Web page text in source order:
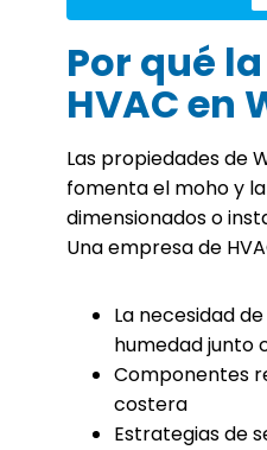
Por qué
HVAC en
Las propiedades de
fomenta el moho y
dimensionados o
Una empresa de
La necesidad
humedad junto
Componentes
costera
Estrategias de